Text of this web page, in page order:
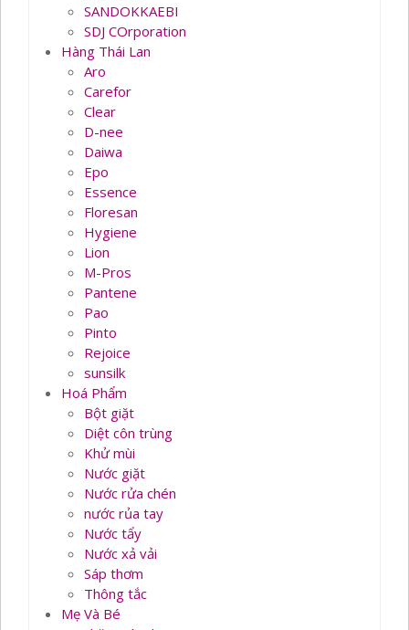
SANDOKKAEBI
SDJ COrporation
Hàng Thái Lan
Aro
Carefor
Clear
D-nee
Daiwa
Epo
Essence
Floresan
Hygiene
Lion
M-Pros
Pantene
Pao
Pinto
Rejoice
sunsilk
Hoá Phẩm
Bột giặt
Diệt côn trùng
Khử mùi
Nước giặt
Nước rửa chén
nước rủa tay
Nước tẩy
Nước xả vải
Sáp thơm
Thông tắc
Mẹ Và Bé